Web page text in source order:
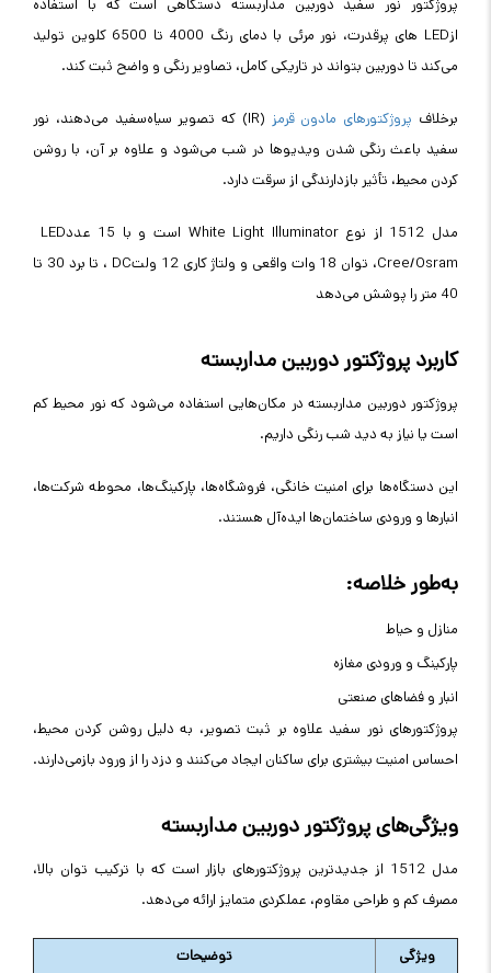
پروژکتور نور سفید دوربین مداربسته دستگاهی است که با استفاده
ازLED
های پرقدرت، نور مرئی با دمای رنگ 4000 تا 6500 کلوین تولید
می‌کند تا دوربین بتواند در تاریکی کامل، تصاویر رنگی و واضح ثبت کند.
برخلاف پروژکتورهای مادون قرمز (IR) که تصویر سیاه‌سفید می‌دهند، نور
سفید باعث رنگی شدن ویدیوها در شب می‌شود و علاوه بر آن، با روشن
کردن محیط، تأثیر بازدارندگی از سرقت دارد.
مدل 1512 از نوع White Light Illuminator است و با 15 عدد
LED
Cree/Osram، توان 18 وات واقعی و ولتاژ کاری 12 ولت DC
، تا برد 30 تا
40 متر را پوشش می‌دهد
کاربرد پروژکتور دوربین مداربسته
پروژکتور دوربین مداربسته در مکان‌هایی استفاده می‌شود که نور محیط کم
است یا نیاز به دید شب رنگی داریم.
این دستگاه‌ها برای امنیت خانگی، فروشگاه‌ها، پارکینگ‌ها، محوطه شرکت‌ها،
انبارها و ورودی ساختمان‌ها ایده‌آل هستند.
به‌طور خلاصه:
منازل و حیاط
پارکینگ و ورودی مغازه
انبار و فضاهای صنعتی
پروژکتورهای نور سفید علاوه بر ثبت تصویر، به دلیل روشن کردن محیط،
احساس امنیت بیشتری برای ساکنان ایجاد می‌کنند و دزد را از ورود بازمی‌دارند.
ویژگی‌های پروژکتور دوربین مداربسته
مدل 1512 از جدیدترین پروژکتورهای بازار است که با ترکیب توان بالا،
مصرف کم و طراحی مقاوم، عملکردی متمایز ارائه می‌دهد.
ویژگی توضیحات